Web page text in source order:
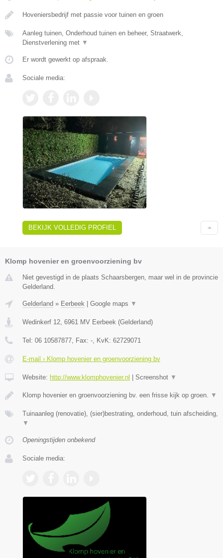
Hoveniersbedrijf met passie voor tuinen en groen
Aanleg tuinen, Onderhoud tuinen en beheer, Straatwerk,
Dienstverlening met ▼
Er wordt gewerkt op afspraak.
Sociale media:
BEKIJK VOLLEDIG PROFIEL
Klomp hovenier en groenvoorziening bv
Niet gevestigd in de plaats Schaarsbergen, maar wel in de provincie
Gelderland.
Gelderland » Eerbeek Google maps ▼
Wedinkerf 12, 6961 MV Eerbeek (Gelderland)
Tel: 06 10587877, Fax: -, KvK: 62729071
E-mail › Klomp hovenier en groenvoorziening bv
Website: http://www.klomphovenier.nl Screenshot ▼
Klomp hovenier en groenvoorziening bv. een frisse kijk op groen. ▼
Tuinaanleg (renovatie), (sier)bestrating, onderhoud, tuin afscheiding,
▼
Openingstijden onbekend
Sociale media: